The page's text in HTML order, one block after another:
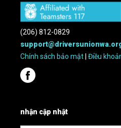
(206) 812-0829
Chính sách bảo mật |Điều
nhận cập nhật